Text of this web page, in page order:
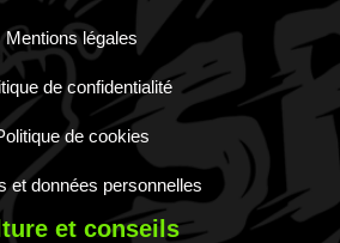
Mentions légales
de confidentialité
de cookies
et données personnelles
et conseils